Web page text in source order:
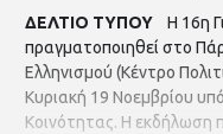
ΔΕΛΤΙΟ ΤΥΠΟΥ
Η 16η
πραγματοποιηθεί στο
Ελληνισμού (Κέντρο
Κυριακή 19 Νοεμβρίου
Κοινότητας. Η εκδήλωση